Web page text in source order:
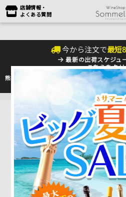
店舗情報・
よくある質問
今から注文で最短8
最新の出荷スケジュ
こちらをク
熊本地震の影響により九州への配送に遅れが
のHP
をご確認